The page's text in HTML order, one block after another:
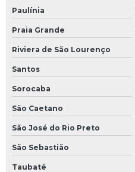
Paulínia
Praia Grande
Riviera de São Lourenço
Santos
Sorocaba
São Caetano
São José do Rio Preto
São Sebastião
Taubaté